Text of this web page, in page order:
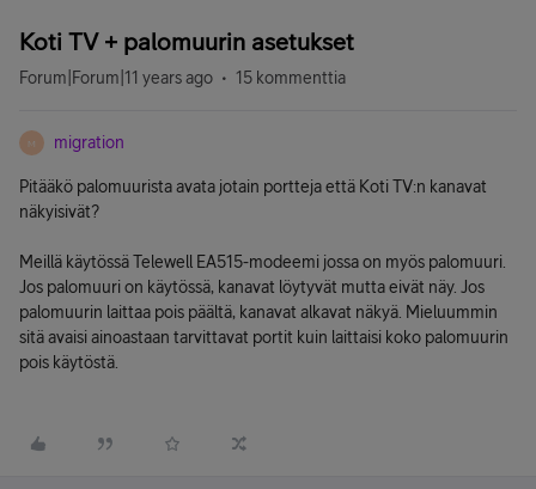
Koti TV + palomuurin asetukset
Forum|Forum|11 years ago 15 kommenttia
M migration
Pitääkö palomuurista avata jotain portteja että Koti TV:n kanavat
näkyisivät?
Meillä käytössä Telewell EA515-modeemi jossa on myös palomuuri.
Jos palomuuri on käytössä, kanavat löytyvät mutta eivät näy. Jos
palomuurin laittaa pois päältä, kanavat alkavat näkyä. Mieluummin
sitä avaisi ainoastaan tarvittavat portit kuin laittaisi koko palomuurin
pois käytöstä.